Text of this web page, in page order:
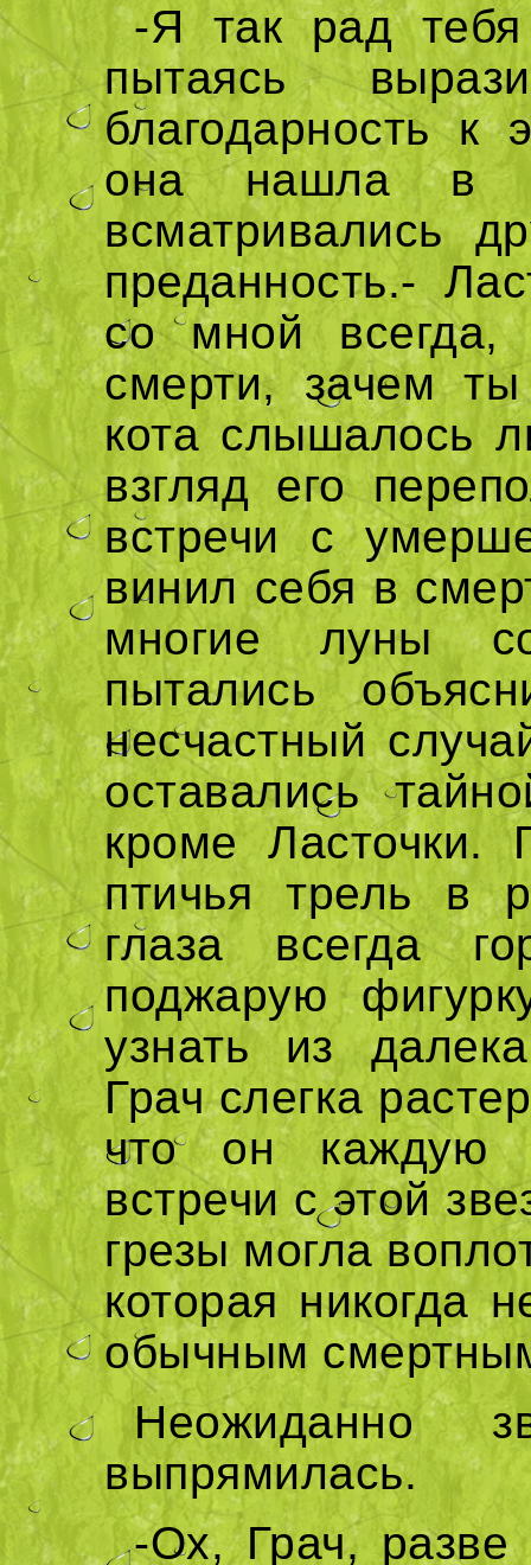
-Я так рад тебя
пытаясь
благодарность к
она нашла в
всматривались
преданность.-
со мной
смерти, зачем
кота слышалось
взгляд его
встречи с
винил себя в
многие луны
пытались
несчастный
оставались
кроме Ласточки.
птичья трель в
глаза всегда
поджарую
узнать из
Грач слегка
что он каждую
встречи с этой
грезы могла
которая никогда
обычным
Неожиданно
выпрямилась.
-Ох, Грач,